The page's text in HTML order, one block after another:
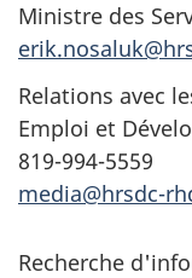
Ministre des
Relations avec
Emploi et
819-994-5559
media@hrsdc-
Recherche